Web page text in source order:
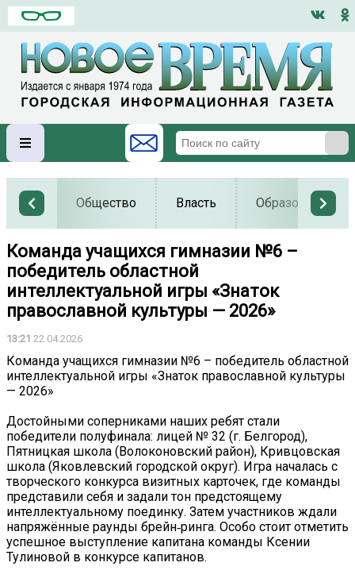
Общество Власть Образование
Команда учащихся гимназии №6 –
победитель областной
интеллектуальной игры «Знаток
православной культуры — 2026»
13:21 22.04.2026
Команда учащихся гимназии №6 – победитель областной
интеллектуальной игры «Знаток православной культуры
— 2026»
Достойными соперниками наших ребят стали
победители полуфинала: лицей № 32 (г. Белгород),
Пятницкая школа (Волоконовский район), Кривцовская
школа (Яковлевский городской округ). Игра началась с
творческого конкурса визитных карточек, где команды
представили себя и задали тон предстоящему
интеллектуальному поединку. Затем участников ждали
напряжённые раунды брейн‑ринга. Особо стоит отметить
успешное выступление капитана команды Ксении
Тулиновой в конкурсе капитанов.